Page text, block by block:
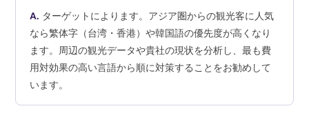
A. ターゲットによります。アジア圏からの観光客に人気
なら繁体字（台湾・香港）や韓国語の優先度が高くなり
ます。周辺の観光データや貴社の現状を分析し、最も費
用対効果の高い言語から順に対策することをお勧めして
います。